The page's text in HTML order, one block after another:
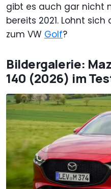
gibt es auch gar nicht
bereits 2021. Lohnt sich
zum VW Golf?
Bildergalerie:
140 (2026) im